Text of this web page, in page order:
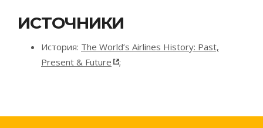
ИСТОЧНИКИ
История: The World’s Airlines History: Past,
Present & Future
;